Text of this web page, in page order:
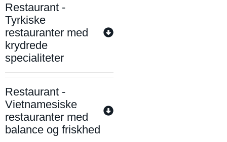
Restaurant -
Tyrkiske
restauranter med
krydrede
specialiteter
Restaurant -
Vietnamesiske
restauranter med
balance og friskhed